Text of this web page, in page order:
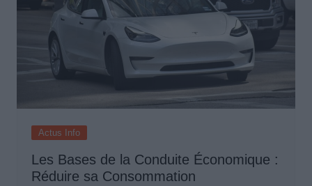
Actus Info
Les Bases de la Conduite Économique :
Réduire sa Consommation